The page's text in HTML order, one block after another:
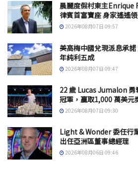
晨麗度假村東主Enrique
律賓首富寶座 身家遙遙
2026年08月07日 09:57
美高梅中國兌現派息承
年純利五成
2026年08月07日 09:47
22 歲 Lucas Jumalon 勇
冠軍，贏取1,000 萬美元
2026年08月07日 09:30
Light & Wonder 委任行
出任亞洲區董事總經理
2026年08月06日 09:46